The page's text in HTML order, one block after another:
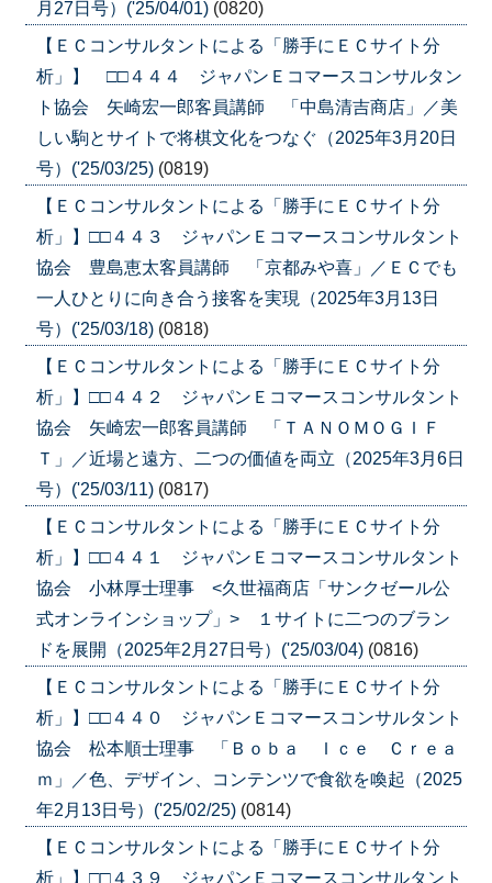
月27日号）('25/04/01) (0820)
【ＥＣコンサルタントによる「勝手にＥＣサイト分
析」】 □□４４４ ジャパンＥコマースコンサルタン
ト協会 矢崎宏一郎客員講師 「中島清吉商店」／美
しい駒とサイトで将棋文化をつなぐ（2025年3月20日
号）('25/03/25) (0819)
【ＥＣコンサルタントによる「勝手にＥＣサイト分
析」】□□４４３ ジャパンＥコマースコンサルタント
協会 豊島恵太客員講師 「京都みや喜」／ＥＣでも
一人ひとりに向き合う接客を実現（2025年3月13日
号）('25/03/18) (0818)
【ＥＣコンサルタントによる「勝手にＥＣサイト分
析」】□□４４２ ジャパンＥコマースコンサルタント
協会 矢崎宏一郎客員講師 「ＴＡＮＯＭＯＧＩＦ
Ｔ」／近場と遠方、二つの価値を両立（2025年3月6日
号）('25/03/11) (0817)
【ＥＣコンサルタントによる「勝手にＥＣサイト分
析」】□□４４１ ジャパンＥコマースコンサルタント
協会 小林厚士理事 <久世福商店「サンクゼール公
式オンラインショップ」> １サイトに二つのブラン
ドを展開（2025年2月27日号）('25/03/04) (0816)
【ＥＣコンサルタントによる「勝手にＥＣサイト分
析」】□□４４０ ジャパンＥコマースコンサルタント
協会 松本順士理事 「Ｂｏｂａ Ｉｃｅ Ｃｒｅａ
ｍ」／色、デザイン、コンテンツで食欲を喚起（2025
年2月13日号）('25/02/25) (0814)
【ＥＣコンサルタントによる「勝手にＥＣサイト分
析」】□□４３９ ジャパンＥコマースコンサルタント